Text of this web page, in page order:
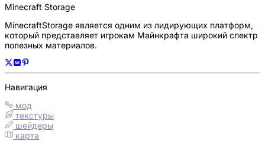
Minecraft Storage
MinecraftStorage является одним из лидирующих платформ,
который представляет игрокам Майнкрафта широкий спектр
полезных материалов.
Навигация
мод
текстуры
шейдеры
карта